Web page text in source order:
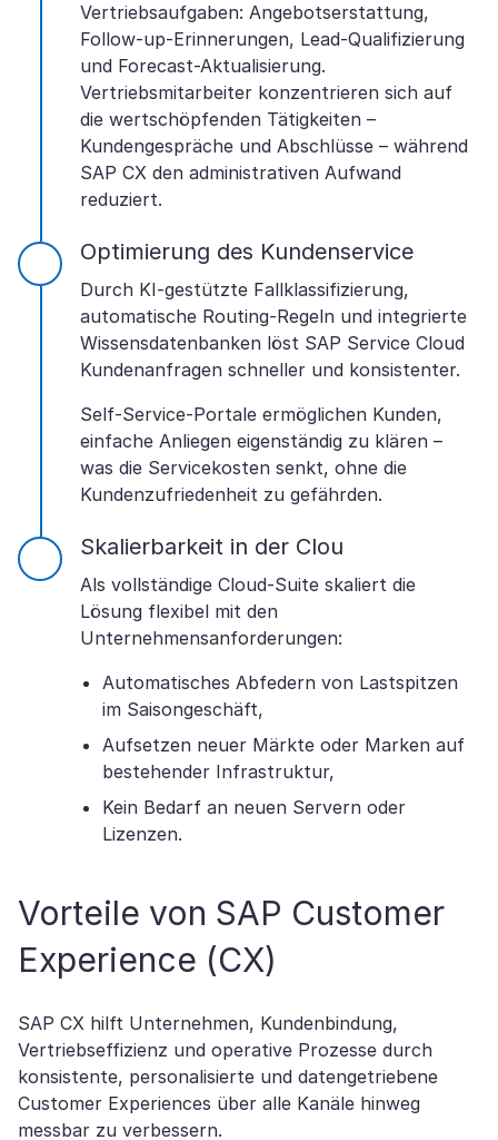
Vertriebsaufgaben: Angebotserstattung,
Follow-up-Erinnerungen, Lead-Qualifizierung
und Forecast-Aktualisierung.
Vertriebsmitarbeiter konzentrieren sich auf
die wertschöpfenden Tätigkeiten –
Kundengespräche und Abschlüsse – während
SAP CX den administrativen Aufwand
reduziert.
Optimierung des Kundenservice
Durch KI-gestützte Fallklassifizierung,
automatische Routing-Regeln und integrierte
Wissensdatenbanken löst SAP Service Cloud
Kundenanfragen schneller und konsistenter.
Self-Service-Portale ermöglichen Kunden,
einfache Anliegen eigenständig zu klären –
was die Servicekosten senkt, ohne die
Kundenzufriedenheit zu gefährden.
Skalierbarkeit in der Clou
Als vollständige Cloud-Suite skaliert die
Lösung flexibel mit den
Unternehmensanforderungen:
Automatisches Abfedern von Lastspitzen
im Saisongeschäft,
Aufsetzen neuer Märkte oder Marken auf
bestehender Infrastruktur,
Kein Bedarf an neuen Servern oder
Lizenzen.
Vorteile von SAP Customer
Experience (CX)
SAP CX hilft Unternehmen, Kundenbindung,
Vertriebseffizienz und operative Prozesse durch
konsistente, personalisierte und datengetriebene
Customer Experiences über alle Kanäle hinweg
messbar zu verbessern.